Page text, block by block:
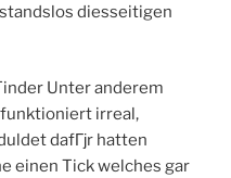
diesseitigen
Unter anderem
irreal,
dafГјr hatten
einen Tick welches gar